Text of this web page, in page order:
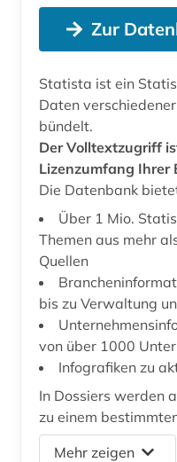
Zur
Statista ist ein
Daten
bündelt.
Der Volltextzugriff
Lizenzumfang Ihrer
Die Datenbank
Über 1 Mio.
Themen aus mehr
Quellen
bis zu Verwaltung
von über 1000
Infografiken zu
In Dossiers werden
zu einem
Mehr zeigen